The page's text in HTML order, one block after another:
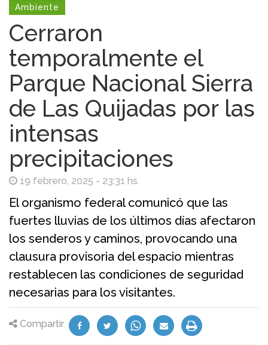
Ambiente
Cerraron
temporalmente el
Parque Nacional Sierra
de Las Quijadas por las
intensas
precipitaciones
19 febrero, 2025 - 23:31 hs.
El organismo federal comunicó que las
fuertes lluvias de los últimos días afectaron
los senderos y caminos, provocando una
clausura provisoria del espacio mientras
restablecen las condiciones de seguridad
necesarias para los visitantes.
Compartir